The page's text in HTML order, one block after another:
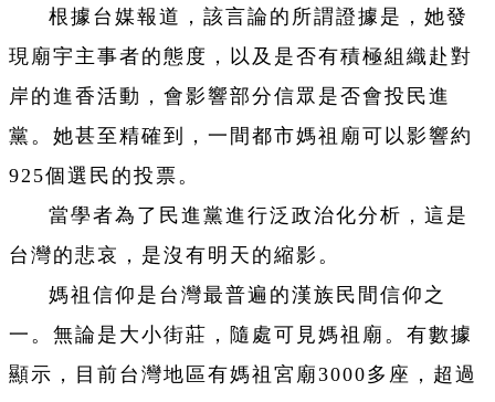
根據台媒報道，該言論的所謂證據是，她發
現廟宇主事者的態度，以及是否有積極組織赴對
岸的進香活動，會影響部分信眾是否會投民進
黨。她甚至精確到，一間都市媽祖廟可以影響約
925個選民的投票。
當學者為了民進黨進行泛政治化分析，這是
台灣的悲哀，是沒有明天的縮影。
媽祖信仰是台灣最普遍的漢族民間信仰之
一。無論是大小街莊，隨處可見媽祖廟。有數據
顯示，目前台灣地區有媽祖宮廟3000多座，超過